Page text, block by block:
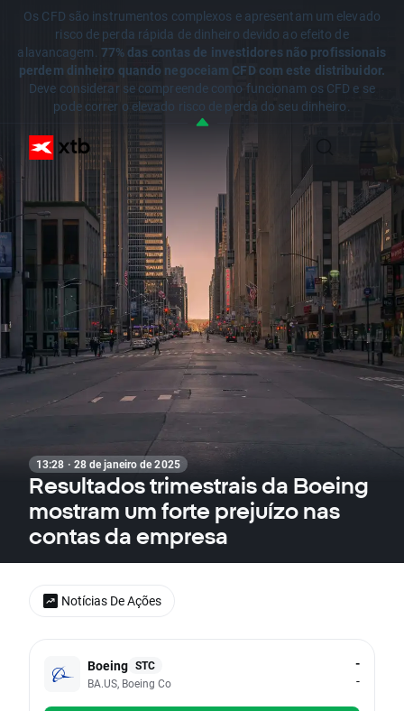
Os CFD são instrumentos complexos e apresentam um elevado
risco de perda rápida de dinheiro devido ao efeito de
alavancagem. 77% das contas de investidores não profissionais
perdem dinheiro quando negoceiam CFD com este distribuidor.
Deve considerar se compreende como funcionam os CFD e se
pode correr o elevado risco de perda do seu dinheiro.
13:28 · 28 de janeiro de 2025
Resultados trimestrais da Boeing
mostram um forte prejuízo nas
contas da empresa
Boeing STC
BA.US, Boeing Co
-
-
Notícias De Ações